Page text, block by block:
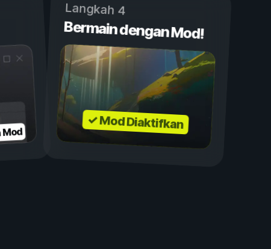
Langkah 4
Bermain dengan Mod!
✓ Mod Diaktifkan